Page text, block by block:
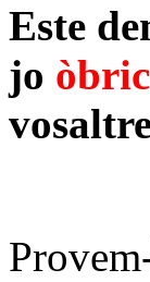
Este
jo òbric